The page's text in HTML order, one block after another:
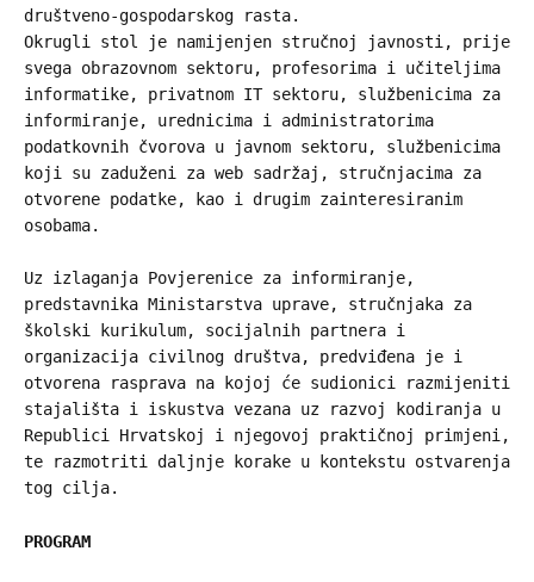
društveno-gospodarskog rasta.
Okrugli stol je namijenjen stručnoj javnosti, prije
svega obrazovnom sektoru, profesorima i učiteljima
informatike, privatnom IT sektoru, službenicima za
informiranje, urednicima i administratorima
podatkovnih čvorova u javnom sektoru, službenicima
koji su zaduženi za web sadržaj, stručnjacima za
otvorene podatke, kao i drugim zainteresiranim
osobama.
Uz izlaganja Povjerenice za informiranje,
predstavnika Ministarstva uprave, stručnjaka za
školski kurikulum, socijalnih partnera i
organizacija civilnog društva, predviđena je i
otvorena rasprava na kojoj će sudionici razmijeniti
stajališta i iskustva vezana uz razvoj kodiranja u
Republici Hrvatskoj i njegovoj praktičnoj primjeni,
te razmotriti daljnje korake u kontekstu ostvarenja
tog cilja.
PROGRAM